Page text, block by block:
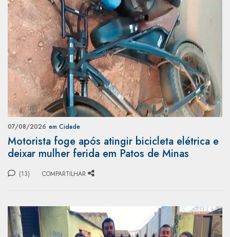
07/08/2026 em Cidade
Motorista foge após atingir bicicleta elétrica e
deixar mulher ferida em Patos de Minas
(13) COMPARTILHAR